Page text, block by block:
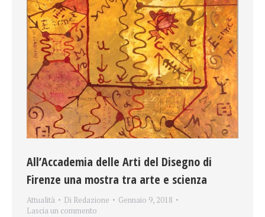
All’Accademia delle Arti del Disegno di
Firenze una mostra tra arte e scienza
Attualità Di Redazione
Gennaio 9, 2018
Lascia un commento